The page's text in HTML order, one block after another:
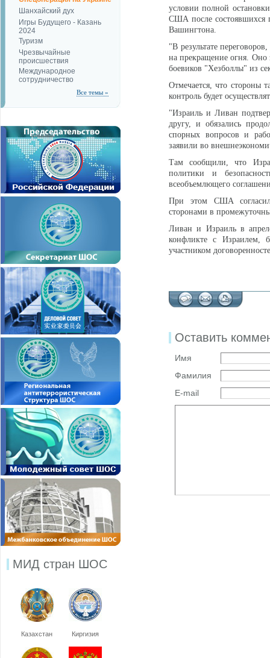
Шанхайский дух
Игры Будущего - Казань
2024
Туризм
Чрезвычайные
происшествия
Международное
сотрудничество
Все темы »
МИД стран ШОС
Казахстан Киргизия
условии полной
США после состоявшихся
Вашингтона.
"В результате
на прекращение огня. Оно
боевиков "Хезболлы" из
Отмечается, что стороны
контроль будет
"Израиль и Ливан
другу, и обязались
спорных вопросов и
заявили во
Там сообщили, что
политики и
всеобъемлющего
При этом США
сторонами в
Ливан и Израиль в
конфликте с Израилем,
участником
Оставить
Имя
Фамилия
E-mail